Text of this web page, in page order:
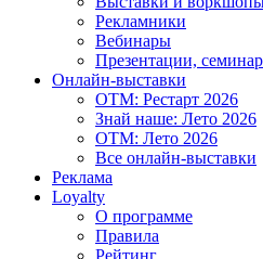
Рекламники
Вебинары
Презентации,
Онлайн-выставки
OTM: Рестарт 2026
Знай наше: Лето 2026
OTM: Лето 2026
Все онлайн-выставки
Реклама
Loyalty
О программе
Правила
Рейтинг